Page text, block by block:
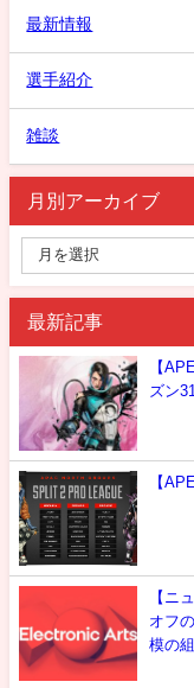
最新情報
選手紹介
雑談
月別アーカイブ
最新記事
【
ズン
【
【ニ
オフ
模の